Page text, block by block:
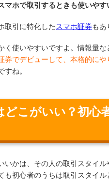
マホで取引するときも使いやす
取引に特化した スマホ証券 もあ
く使いやすいですよ。情報量
券でデビューして、本格的に
すね。
どこがいい？初心
いかは、その人の取引スタイル
も初心者のうちは取引スタイ